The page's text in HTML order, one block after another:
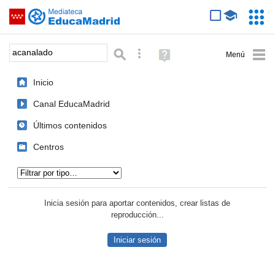
Saltar navegación
Palabra o frase: Búsqueda avanzada
Ayuda
(en
Inicio
Canal EducaMadrid
Últimos contenidos
Centros
Inicia sesión para aportar contenidos, crear listas de
reproducción...
Iniciar sesión